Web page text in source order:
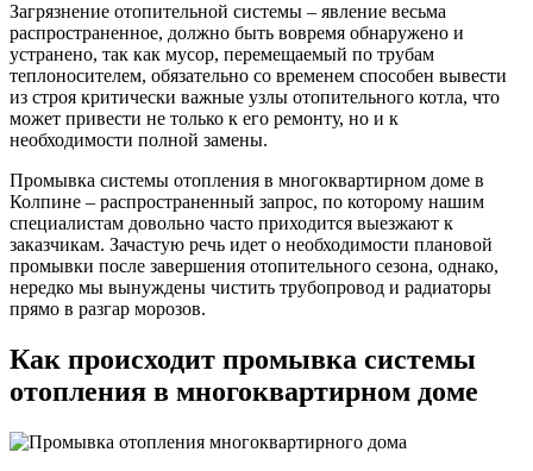
Загрязнение отопительной системы – явление весьма
распространенное, должно быть вовремя обнаружено и
устранено, так как мусор, перемещаемый по трубам
теплоносителем, обязательно со временем способен вывести
из строя критически важные узлы отопительного котла, что
может привести не только к его ремонту, но и к
необходимости полной замены.
Промывка системы отопления в многоквартирном доме в
Колпине – распространенный запрос, по которому нашим
специалистам довольно часто приходится выезжают к
заказчикам. Зачастую речь идет о необходимости плановой
промывки после завершения отопительного сезона, однако,
нередко мы вынуждены чистить трубопровод и радиаторы
прямо в разгар морозов.
Как происходит промывка системы
отопления в многоквартирном доме